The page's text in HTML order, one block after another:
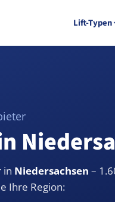
Lift-Typen
in Niedersachsen –
Ihre Region: